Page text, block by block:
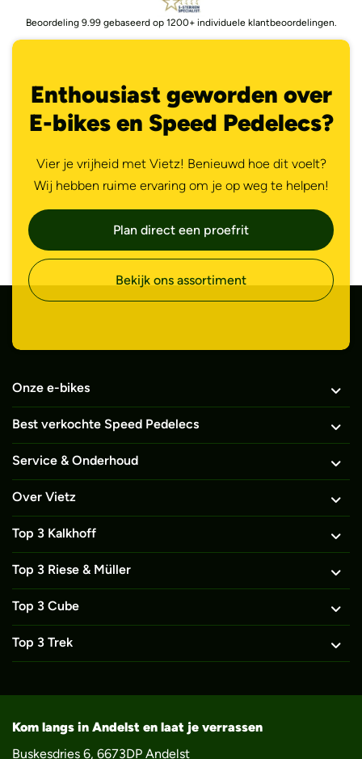
Beoordeling 9.99 gebaseerd op 1200+ individuele klantbeoordelingen.
Enthousiast geworden over
E-bikes en Speed Pedelecs?
Vier je vrijheid met Vietz! Benieuwd hoe dit voelt?
Wij hebben ruime ervaring om je op weg te helpen!
Plan direct een proefrit
Bekijk ons assortiment
Onze e-bikes
Best verkochte Speed Pedelecs
Service & Onderhoud
Over Vietz
Top 3 Kalkhoff
Top 3 Riese & Müller
Top 3 Cube
Top 3 Trek
Kom langs in Andelst en laat je verrassen
Buskesdries 6, 6673DP Andelst